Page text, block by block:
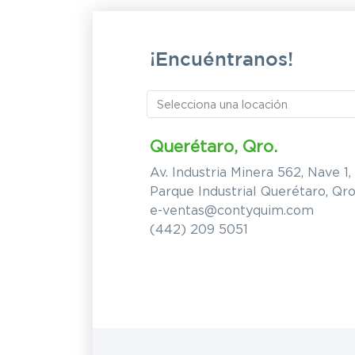
¡Encuéntranos!
Querétaro, Qro.
Av. Industria Minera 562, Nave 1,
Parque Industrial Querétaro,
e-ventas@contyquim.com
(442) 209 5051